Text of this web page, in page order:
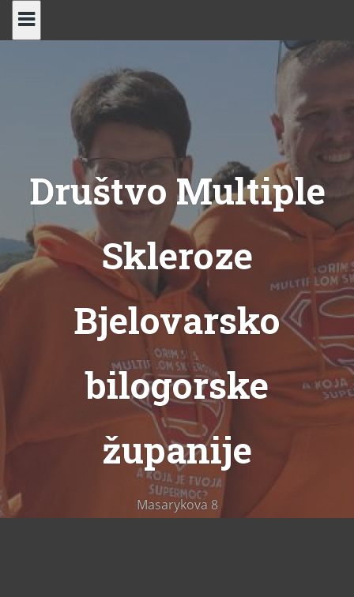
Skip
Društvo Multiple
Skleroze
Bjelovarsko
bilogorske
županije
Masarykova 8